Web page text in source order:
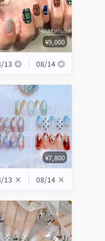
¥9,000
13 ◎ 08/14 ◎
¥7,800
13 × 08/14 ×